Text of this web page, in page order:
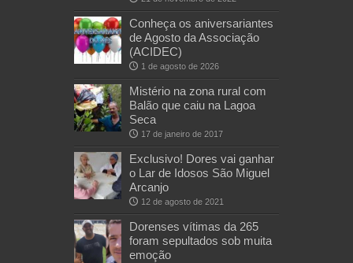
Conheça os aniversariantes
de Agosto da Associação
(ACIDEC)
1 de agosto de 2026
Mistério na zona rural com
Balão que caiu na Lagoa
Seca
17 de janeiro de 2017
Exclusivo! Dores vai ganhar
o Lar de Idosos São Miguel
Arcanjo
12 de agosto de 2021
Dorenses vítimas da 265
foram sepultados sob muita
emoção